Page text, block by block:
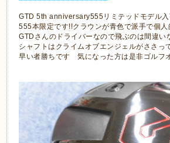
GTD 5th anniversary555リミテッドモデル入
555本限定です!!クラウンが青色で派手で個
GTDさんのドライバーなので飛ぶのは間違い
シャフトはクライムオブエンジェルがささっ
早い者勝ちです 気になった方は是非ゴルフ